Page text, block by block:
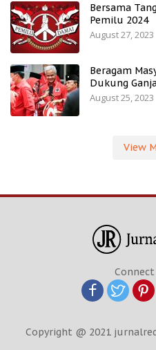
Bersama
Pemilu 2024
August 27, 2023
Beragam
Dukung
August 25, 2023
View
Copyright @ 2021